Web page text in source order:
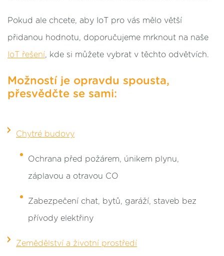
Pokud ale chcete, aby IoT pro vás mělo větší
přidanou hodnotu, doporučujeme mrknout na naše
IoT řešení, kde si můžete vybrat v těchto odvětvích.
Možností je opravdu spousta,
přesvědčte se sami:
Chytré budovy
Ochrana před požárem, únikem plynu,
záplavou a otravou CO
Zabezpečení chat, bytů, garáží, staveb bez
přívody elektřiny
Zemědělství a životní prostředí